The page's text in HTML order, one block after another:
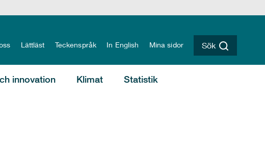
Lättläst Teckenspråk In English Mina sidor Sök
innovation Klimat Statistik